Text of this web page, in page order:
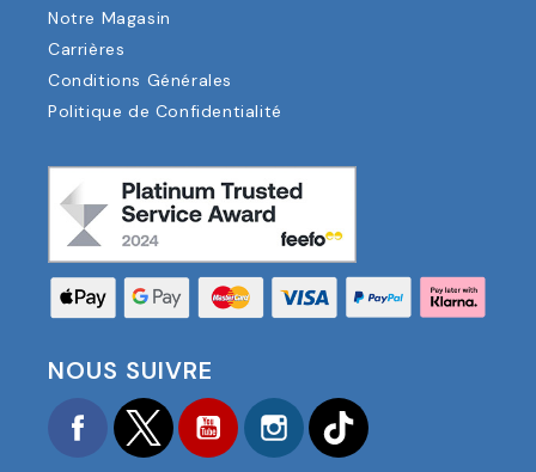
Notre Magasin
Carrières
Conditions Générales
Politique de Confidentialité
NOUS SUIVRE
FacebookTwitter YouTubeInstagram